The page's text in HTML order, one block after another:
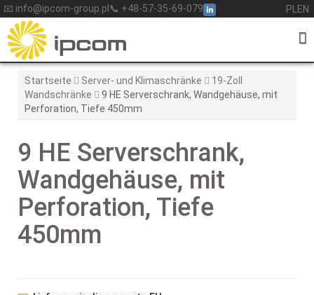
Skip
to
content
📧 info@ipcom-group.pl 📞 +48-57-35-69-079 PL EN
Startseite Server- und Klimaschränke
19-Zoll
Wandschränke
9 HE Serverschrank, Wandgehäuse, mit
Perforation, Tiefe 450mm
9 HE Serverschrank,
Wandgehäuse, mit
Perforation, Tiefe
450mm